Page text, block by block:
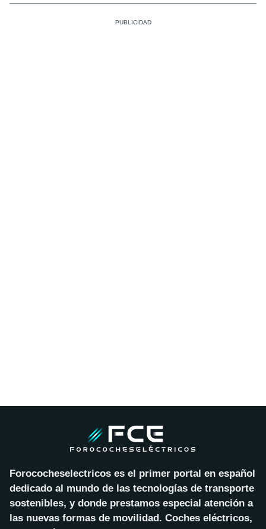
Forococheselectricos es el primer portal en español
dedicado al mundo de las tecnologías de transporte
sostenibles, y donde prestamos especial atención a
las nuevas formas de movilidad. Coches eléctricos,